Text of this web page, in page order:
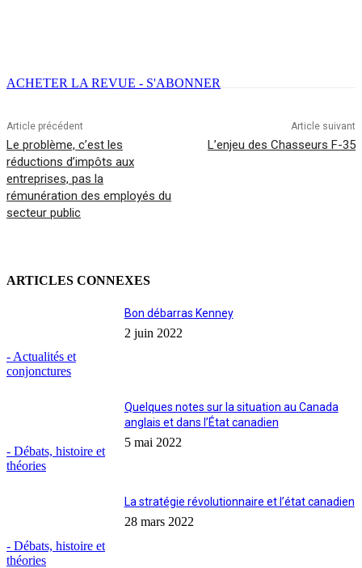
ACHETER LA REVUE - S'ABONNER
Article précédent
Le problème, c’est les
réductions d’impôts aux
entreprises, pas la
rémunération des employés du
secteur public
Article suivant
L’enjeu des Chasseurs F-35
ARTICLES CONNEXES
- Actualités et
conjonctures
Bon débarras Kenney
2 juin 2022
- Débats, histoire et
théories
Quelques notes sur la situation au Canada
anglais et dans l’État canadien
5 mai 2022
- Débats, histoire et
théories
La stratégie révolutionnaire et l’état canadien
28 mars 2022